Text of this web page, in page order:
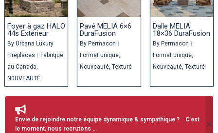
Foyer à gaz HALO
44s Extérieur
By Urbana Luxury
Fireplaces
Fabriqué
au Canada
N0UVEAUTÉ
Pavé MELIA 6×6
DuraFusion
By Permacon
Format unique
Nouveauté Texturé
Dalle MELIA
18×36 DuraFusion
By Permacon
Format unique
Nouveauté Texturé
Envie de rejoindre notre équipe dynamique & sympathique ? C’est
le moment, nous recrutons …